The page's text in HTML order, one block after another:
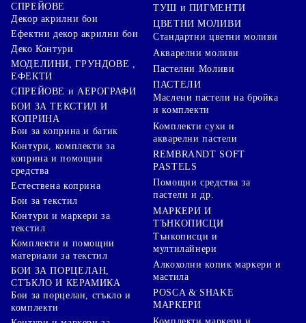
СПРЕЙОВЕ
Декор акрилни бои
Ефектни декор акрилни бои
Деко Контури
МОДЕЛИНИ, ГРУНДОВЕ ,
ЕФЕКТИ
СПРЕЙОВЕ и АЕРОГРАФИ
БОИ ЗА ТЕКСТИЛ И
КОПРИНА
Бои за коприна и батик
Контури, комплекти за
коприна и помощни
средства
Естествена коприна
Бои за текстил
Контури и маркери за
текстил
Комплекти и помощни
материали за текстил
БОИ ЗА ПОРЦЕЛАН,
СТЪКЛО И КЕРАМИКА
Бои за порцелан, стъкло и
комплекти
ТУШ и ПИГМЕНТИ
ЦВЕТНИ МОЛИВИ
Стандартни цветни моливи
Акварелни моливи
Пастелни Моливи
ПАСТЕЛИ
Маслени пастели на бройка
и комплекти
Комплекти сухи и
акварелни пастели
REMBRANDT SOFT
PASTELS
Помощни средства за
пастели и др.
МАРКЕРИ И
ТЪНКОПИСЦИ
Тънкописци и
мултилайнери
Алкохолни копик маркери и
мастила
POSCA & SHAKE
МАРКЕРИ